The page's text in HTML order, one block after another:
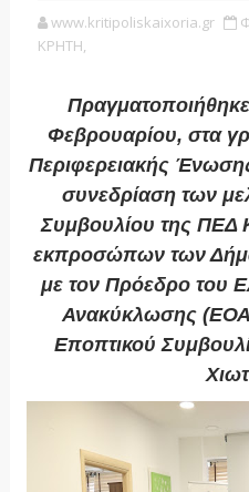
www.kritipoliskaixoria.gr
ΚΡΗΤΗ,
Φεβρουαρίου, στα
Περιφερειακής
συνεδρίαση των
Συμβουλίου της ΠΕΔ
εκπροσώπων των
με τον Πρόεδρο του
Ανακύκλωσης
Εποπτικού